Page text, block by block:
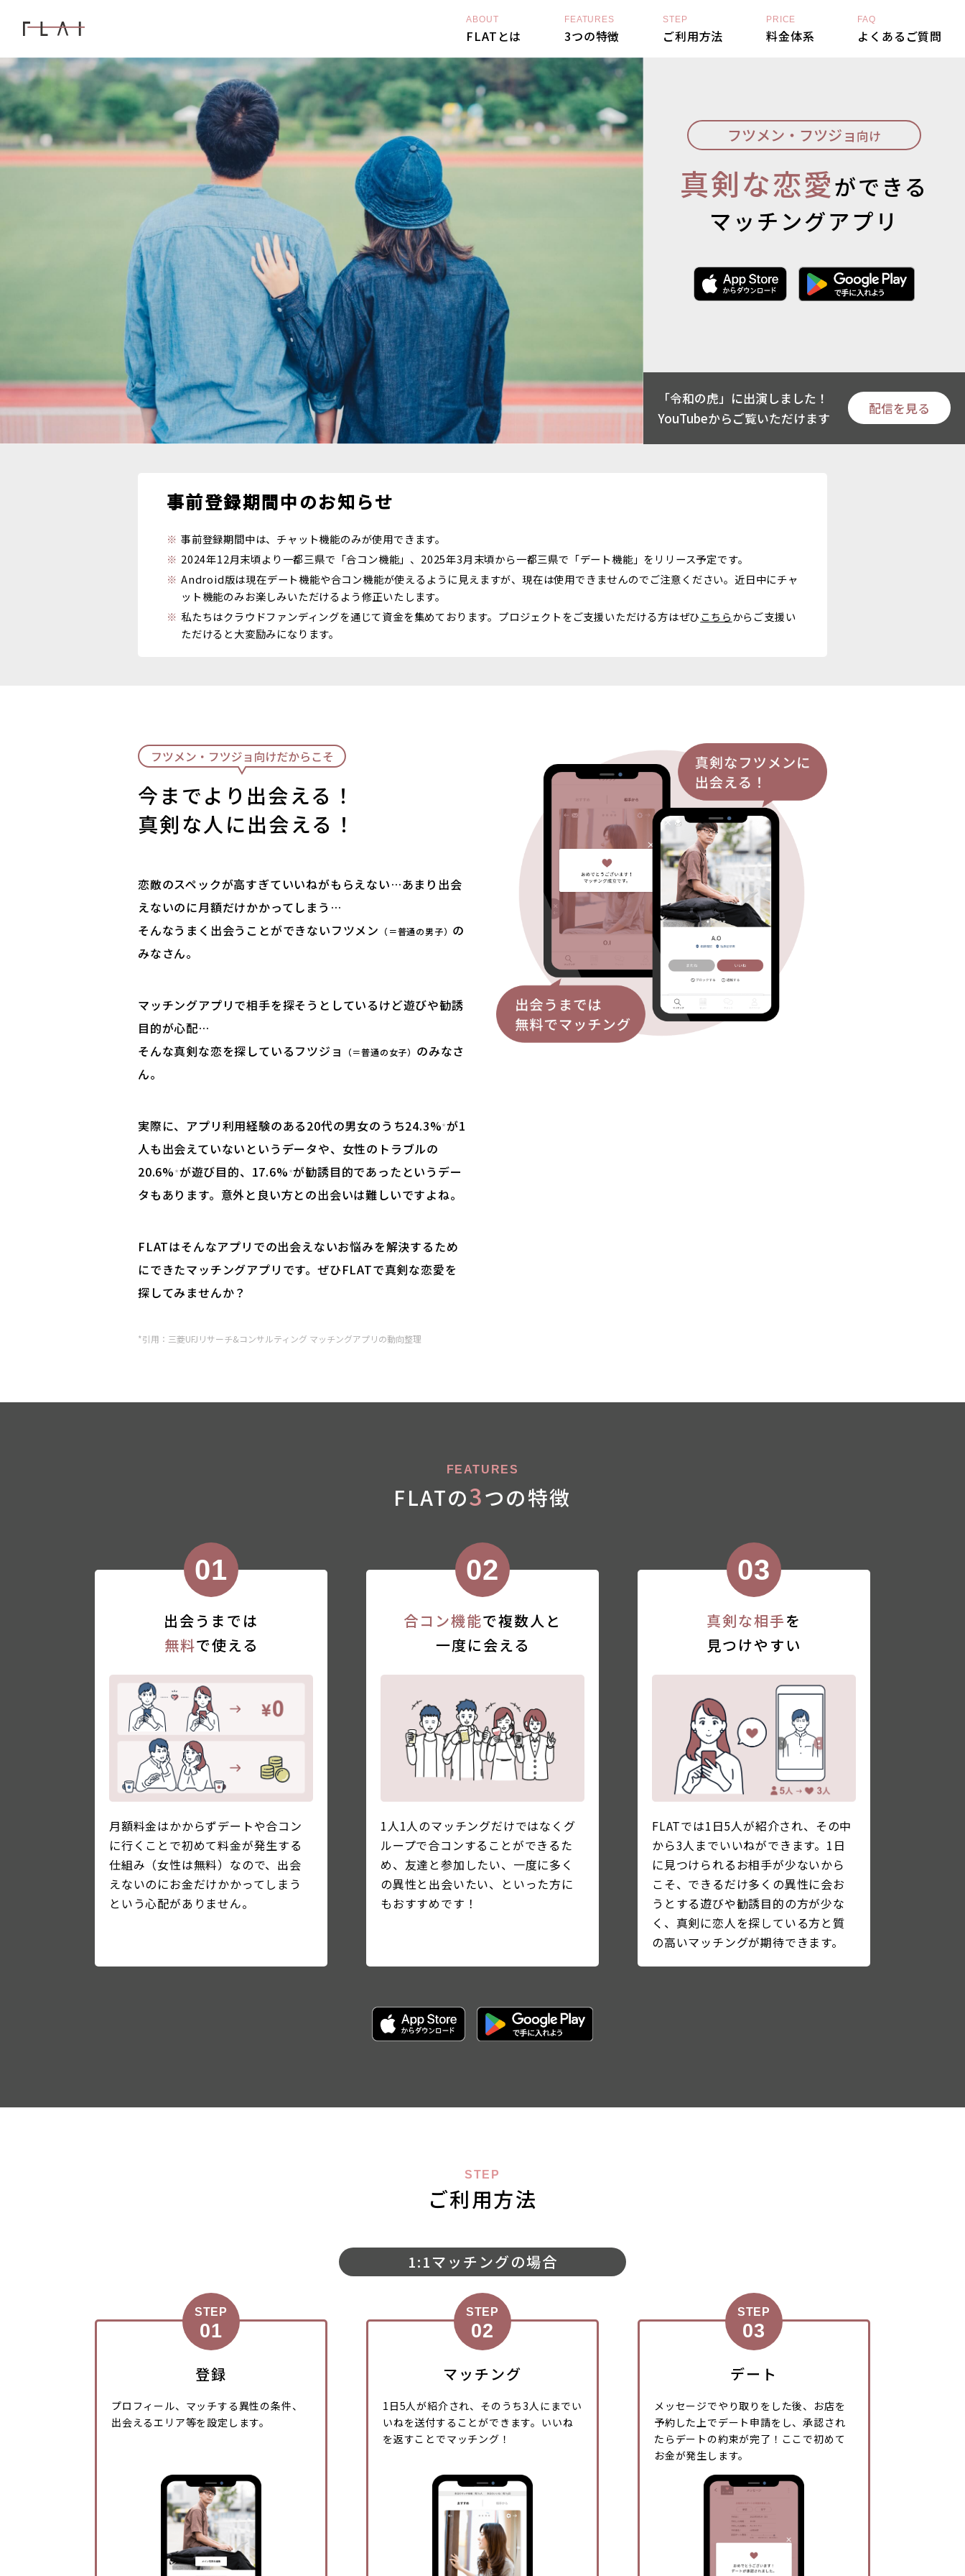
ABOUT
FLATとは
FEATURES
3つの特徴
STEP
ご利用方法
PRICE
料金体系
FAQ
よくあるご質問
フツメン・フツジョ 向け
真剣な恋愛ができる
マッチングアプリ
「令和の虎」に出演しました！
YouTubeからご覧いただけます
配信を見る
事前登録期間中のお知らせ
事前登録期間中は、チャット機能のみが使用できます。
2024年12月末頃より一都三県で「合コン機能」、2025年3月末頃から一都三県で「デート機能」をリリース予定です。
Android版は現在デート機能や合コン機能が使えるように見えますが、現在は使用できませんのでご注意ください。近日中にチャ
ット機能のみお楽しみいただけるよう修正いたします。
私たちはクラウドファンディングを通じて資金を集めております。プロジェクトをご支援いただける方はぜひこちらからご支援い
ただけると大変励みになります。
今までより出会える！
真剣な人に出会える！
恋敵のスペックが高すぎていいねがもらえない…あまり出会
えないのに月額だけかかってしまう…
そんなうまく出会うことができないフツメン （＝普通の男子） の
みなさん。
マッチングアプリで相手を探そうとしているけど遊びや勧誘
目的が心配…
そんな真剣な恋を探しているフツジョ
（＝普通の女子） のみなさ
ん。
実際に、アプリ利用経験のある20代の男女のうち24.3%*が1
人も出会えていないというデータや、女性のトラブルの
20.6%*が遊び目的、17.6%*が勧誘目的であったというデー
タもあります。意外と良い方との出会いは難しいですよね。
FLATはそんなアプリでの出会えないお悩みを解決するため
にできたマッチングアプリです。ぜひFLATで真剣な恋愛を
探してみませんか？
*引用：三菱UFJリサーチ&コンサルティング マッチングアプリの動向整理
FEATURES
FLATの3つの特徴
出会うまでは
無料で使える
月額料金はかからずデートや合コン
に行くことで初めて料金が発生する
仕組み（女性は無料）なので、出会
えないのにお金だけかかってしまう
という心配がありません。
合コン機能で複数人と
一度に会える
1人1人のマッチングだけではなくグ
ループで合コンすることができるた
め、友達と参加したい、一度に多く
の異性と出会いたい、といった方に
もおすすめです！
真剣な相手を
見つけやすい
FLATでは1日5人が紹介され、その中
から3人までいいねができます。1日
に見つけられるお相手が少ないから
こそ、できるだけ多くの異性に会お
うとする遊びや勧誘目的の方が少な
く、真剣に恋人を探している方と質
の高いマッチングが期待できます。
STEP
ご利用方法
1:1マッチングの場合
STEP
登録
プロフィール、マッチする異性の条件、
出会えるエリア等を設定します。
STEP
マッチング
1日5人が紹介され、そのうち3人にまでい
いねを送付することができます。いいね
を返すことでマッチング！
STEP
デート
メッセージでやり取りをした後、お店を
予約した上でデート申請をし、承認され
たらデートの約束が完了！ここで初めて
お金が発生します。